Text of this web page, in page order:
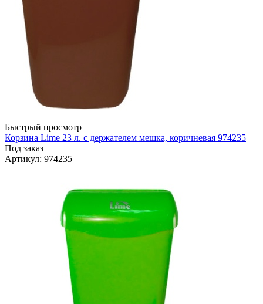
Быстрый просмотр
Корзина Lime 23 л. с держателем мешка, коричневая 974235
Под заказ
Артикул: 974235